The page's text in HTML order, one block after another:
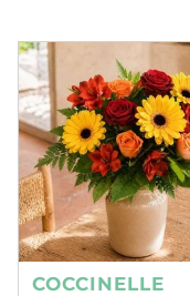
COCCINELLE